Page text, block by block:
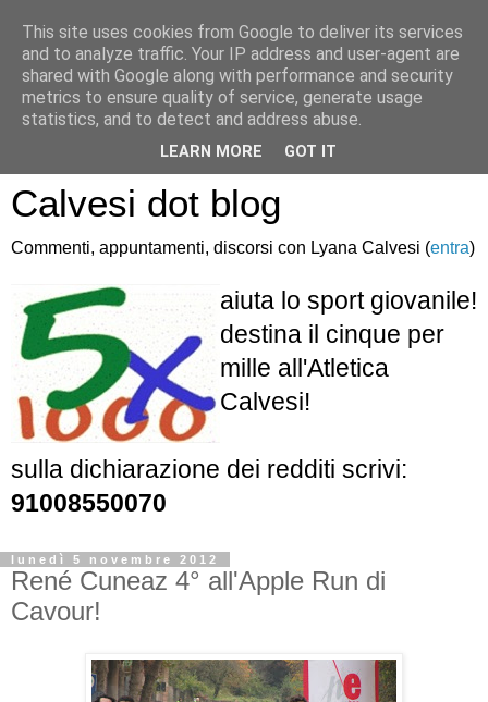
Atletica Sandro
Calvesi dot blog
Commenti, appuntamenti, discorsi con Lyana Calvesi (entra)
aiuta lo sport giovanile!
destina il cinque per
mille all'Atletica
Calvesi!
sulla dichiarazione dei redditi scrivi:
91008550070
lunedì 5 novembre 2012
René Cuneaz 4° all'Apple Run di
Cavour!
This site uses cookies from Google to deliver its services
and to analyze traffic. Your IP address and user-agent are
shared with Google along with performance and security
metrics to ensure quality of service, generate usage
statistics, and to detect and address abuse.
LEARN MORE GOT IT